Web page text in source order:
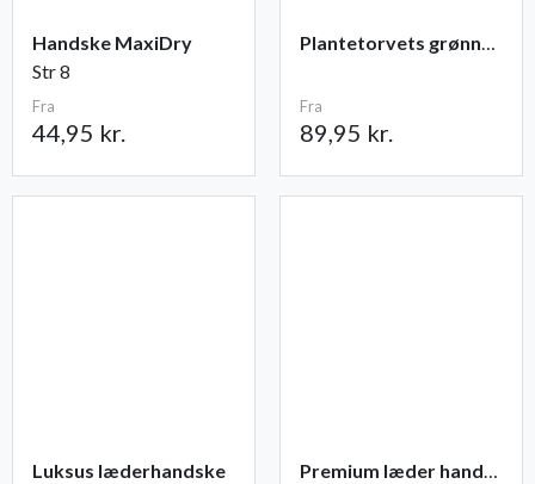
Handske MaxiDry
Str 8
Fra
44,95 kr.
Plantetorvets grønne vandingspose 75 liter
Fra
89,95 kr.
Luksus læderhandske
Premium læder handske Flutter